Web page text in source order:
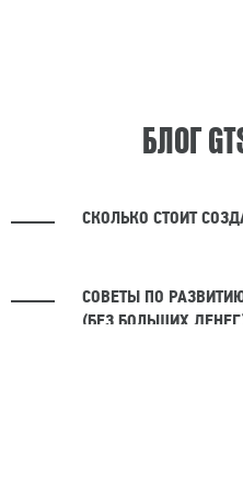
БЛОГ
СКОЛЬКО СТОИТ
СОВЕТЫ ПО
(БЕЗ БОЛЬШИХ